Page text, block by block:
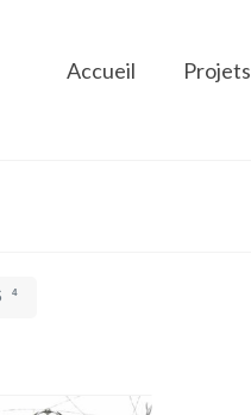
Accueil Projets
4